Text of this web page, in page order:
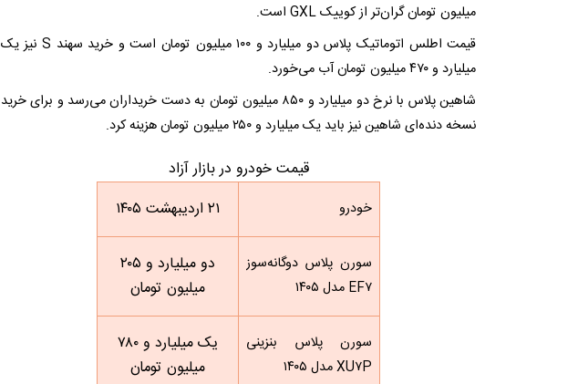
میلیون تومان گران‌تر از کوییک GXL است.
قیمت اطلس اتوماتیک پلاس دو میلیارد و ۱۰۰ میلیون تومان است و خرید سهند S نیز یک
میلیارد و ۴۷۰ میلیون تومان آب می‌خورد.
شاهین پلاس با نرخ دو میلیارد و ۸۵۰ میلیون تومان به دست خریداران می‌رسد و برای خرید
نسخه دنده‌ای شاهین نیز باید یک میلیارد و ۲۵۰ میلیون تومان هزینه کرد.
قیمت خودرو در بازار آزاد
خودرو ۲۱ اردیبهشت ۱۴۰۵
سورن پلاس دوگانه‌سوز
EF۷ مدل ۱۴۰۵
دو میلیارد و ۲۰۵
میلیون تومان
سورن پلاس بنزینی
XU۷P مدل ۱۴۰۵
یک میلیارد و ۷۸۰
میلیون تومان